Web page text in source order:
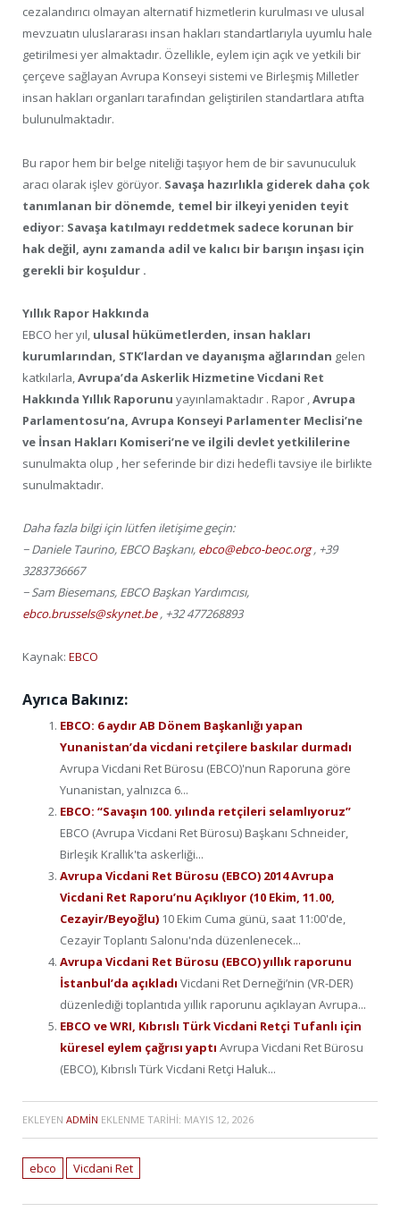
cezalandırıcı olmayan alternatif hizmetlerin kurulması ve ulusal
mevzuatın uluslararası insan hakları standartlarıyla uyumlu hale
getirilmesi yer almaktadır. Özellikle, eylem için açık ve yetkili bir
çerçeve sağlayan Avrupa Konseyi sistemi ve Birleşmiş Milletler
insan hakları organları tarafından geliştirilen standartlara atıfta
bulunulmaktadır.
Bu rapor hem bir belge niteliği taşıyor hem de bir savunuculuk
aracı olarak işlev görüyor. Savaşa hazırlıkla giderek daha çok
tanımlanan bir dönemde, temel bir ilkeyi yeniden teyit
ediyor: Savaşa katılmayı reddetmek sadece korunan bir
hak değil, aynı zamanda adil ve kalıcı bir barışın inşası için
gerekli bir koşuldur .
Yıllık Rapor Hakkında
EBCO her yıl, ulusal hükümetlerden, insan hakları
kurumlarından, STK’lardan ve dayanışma ağlarından gelen
katkılarla,Avrupa’da Askerlik Hizmetine Vicdani Ret
Hakkında Yıllık Raporunu yayınlamaktadır . Rapor ,Avrupa
Parlamentosu’na, Avrupa Konseyi Parlamenter Meclisi’ne
ve İnsan Hakları Komiseri’ne ve ilgili devlet yetkililerine
sunulmakta olup , her seferinde bir dizi hedefli tavsiye ile birlikte
sunulmaktadır.
Daha fazla bilgi için lütfen iletişime geçin:
− Daniele Taurino, EBCO Başkanı, ebco@ebco-beoc.org, +39
3283736667
− Sam Biesemans, EBCO Başkan Yardımcısı,
ebco.brussels@skynet.be, +32 477268893
Kaynak: EBCO
Ayrıca Bakınız:
EBCO: 6 aydır AB Dönem Başkanlığı yapan
Yunanistan’da vicdani retçilere baskılar durmadı
Avrupa Vicdani Ret Bürosu (EBCO)'nun Raporuna göre
Yunanistan, yalnızca 6...
EBCO: “Savaşın 100. yılında retçileri selamlıyoruz”
EBCO (Avrupa Vicdani Ret Bürosu) Başkanı Schneider,
Birleşik Krallık'ta askerliği...
Avrupa Vicdani Ret Bürosu (EBCO) 2014 Avrupa
Vicdani Ret Raporu’nu Açıklıyor (10 Ekim, 11.00,
Cezayir/Beyoğlu) 10 Ekim Cuma günü, saat 11:00'de,
Cezayir Toplantı Salonu'nda düzenlenecek...
Avrupa Vicdani Ret Bürosu (EBCO) yıllık raporunu
İstanbul’da açıkladı Vicdani Ret Derneği’nin (VR-DER)
düzenlediği toplantıda yıllık raporunu açıklayan Avrupa...
EBCO ve WRI, Kıbrıslı Türk Vicdani Retçi Tufanlı için
küresel eylem çağrısı yaptı Avrupa Vicdani Ret Bürosu
(EBCO), Kıbrıslı Türk Vicdani Retçi Haluk...
EKLEYEN ADMIN EKLENME TARIHI: MAYIS 12, 2026
ebco Vicdani Ret